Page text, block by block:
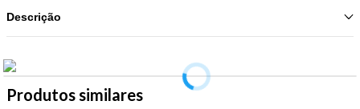
Descrição
Produtos similares